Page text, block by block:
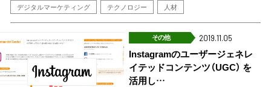
デジタルマーケティング テクノロジー 人材
その他 2019.11.05
Instagramのユーザージェネレ
イテッドコンテンツ（UGC） を
活用し…